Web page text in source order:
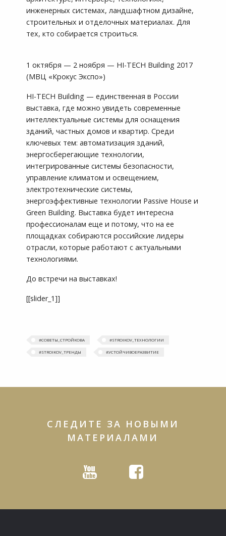
инженерных системах, ландшафтном дизайне,
строительных и отделочных материалах. Для
тех, кто собирается строиться.
1 октября — 2 ноября — HI-TECH Building 2017
(МВЦ «Крокус Экспо»)
HI-TECH Building — единственная в России
выставка, где можно увидеть современные
интеллектуальные системы для оснащения
зданий, частных домов и квартир. Среди
ключевых тем: автоматизация зданий,
энергосберегающие технологии,
интегрированные системы безопасности,
управление климатом и освещением,
электротехнические системы,
энергоэффективные технологии Passive House и
Green Building. Выставка будет интересна
профессионалам еще и потому, что на ее
площадках собираются российские лидеры
отрасли, которые работают с актуальными
технологиями.
До встречи на выставках!
[[slider_1]]
#‎СОВЕТЫ_СТРОЙКОВА #STROIKOV_ТЕХНОЛОГИИ
#‎STROIKOV_ТРЕНДЫ‬ #УСТОЙЧИВОЕРАЗВИТИЕ
СЛЕДИТЕ ЗА НОВЫМИ
МАТЕРИАЛАМИ
Youtube Facebook